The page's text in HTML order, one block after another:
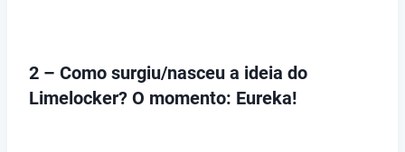
2 – Como surgiu/nasceu a ideia do
Limelocker? O momento: Eureka!